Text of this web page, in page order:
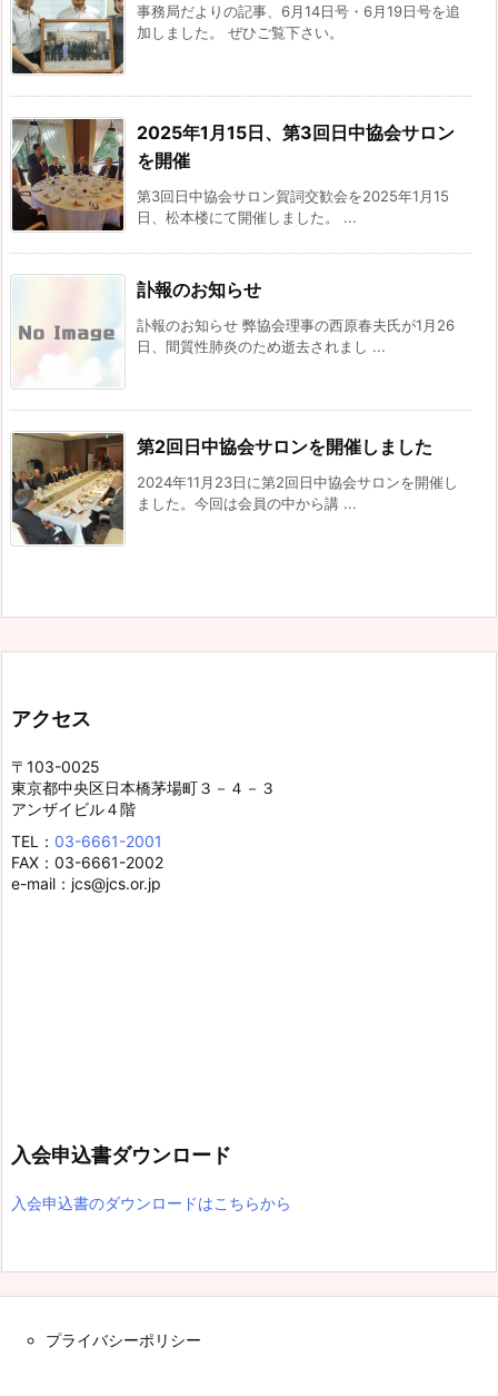
事務局だよりの記事、6月14日号・6月19日号を追
加しました。 ぜひご覧下さい。
2025年1月15日、第3回日中協会サロン
を開催
第3回日中協会サロン賀詞交歓会を2025年1月15
日、松本楼にて開催しました。 ...
訃報のお知らせ
訃報のお知らせ 弊協会理事の西原春夫氏が1月26
日、間質性肺炎のため逝去されまし ...
第2回日中協会サロンを開催しました
2024年11月23日に第2回日中協会サロンを開催し
ました。今回は会員の中から講 ...
アクセス
〒103-0025
東京都中央区日本橋茅場町３－４－３
アンザイビル４階
TEL： 03-6661-2001
FAX：03-6661-2002
e-mail：jcs@jcs.or.jp
入会申込書ダウンロード
入会申込書のダウンロードはこちらから
プライバシーポリシー